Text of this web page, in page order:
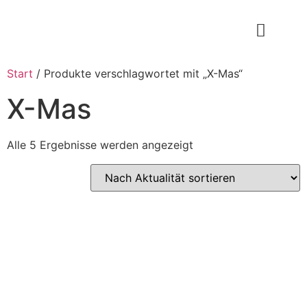
Start / Produkte verschlagwortet mit „X-Mas“
X-Mas
Alle 5 Ergebnisse werden angezeigt